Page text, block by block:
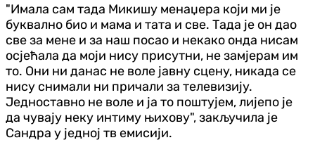
"Имала сам тада Микишу менаџера који ми је
буквално био и мама и тата и све. Тада је он дао
све за мене и за наш посао и некако онда нисам
осјећала да моји нису присутни, не замјерам им
то. Они ни данас не воле јавну сцену, никада се
нису снимали ни причали за телевизију.
Једноставно не воле и ја то поштујем, лијепо је
да чувају неку интиму њихову", закључила је
Сандра у једној тв емисији.